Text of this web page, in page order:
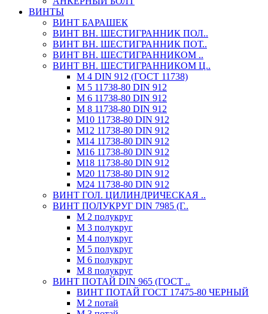
ВИНТЫ
ВИНТ БАРАШЕК
ВИНТ ВН. ШЕСТИГРАННИК ПОЛ..
ВИНТ ВН. ШЕСТИГРАННИК ПОТ..
ВИНТ ВН. ШЕСТИГРАННИКОМ ..
ВИНТ ВН. ШЕСТИГРАННИКОМ Ц..
М 4 DIN 912 (ГОСТ 11738)
М 5 11738-80 DIN 912
М 6 11738-80 DIN 912
М 8 11738-80 DIN 912
М10 11738-80 DIN 912
М12 11738-80 DIN 912
М14 11738-80 DIN 912
М16 11738-80 DIN 912
М18 11738-80 DIN 912
М20 11738-80 DIN 912
М24 11738-80 DIN 912
ВИНТ ГОЛ. ЦИЛИНДРИЧЕСКАЯ ..
ВИНТ ПОЛУКРУГ DIN 7985 (Г..
М 2 полукруг
М 3 полукруг
М 4 полукруг
М 5 полукруг
М 6 полукруг
М 8 полукруг
ВИНТ ПОТАЙ DIN 965 (ГОСТ ..
ВИНТ ПОТАЙ ГОСТ 17475-80 ЧЕРНЫЙ
М 2 потай